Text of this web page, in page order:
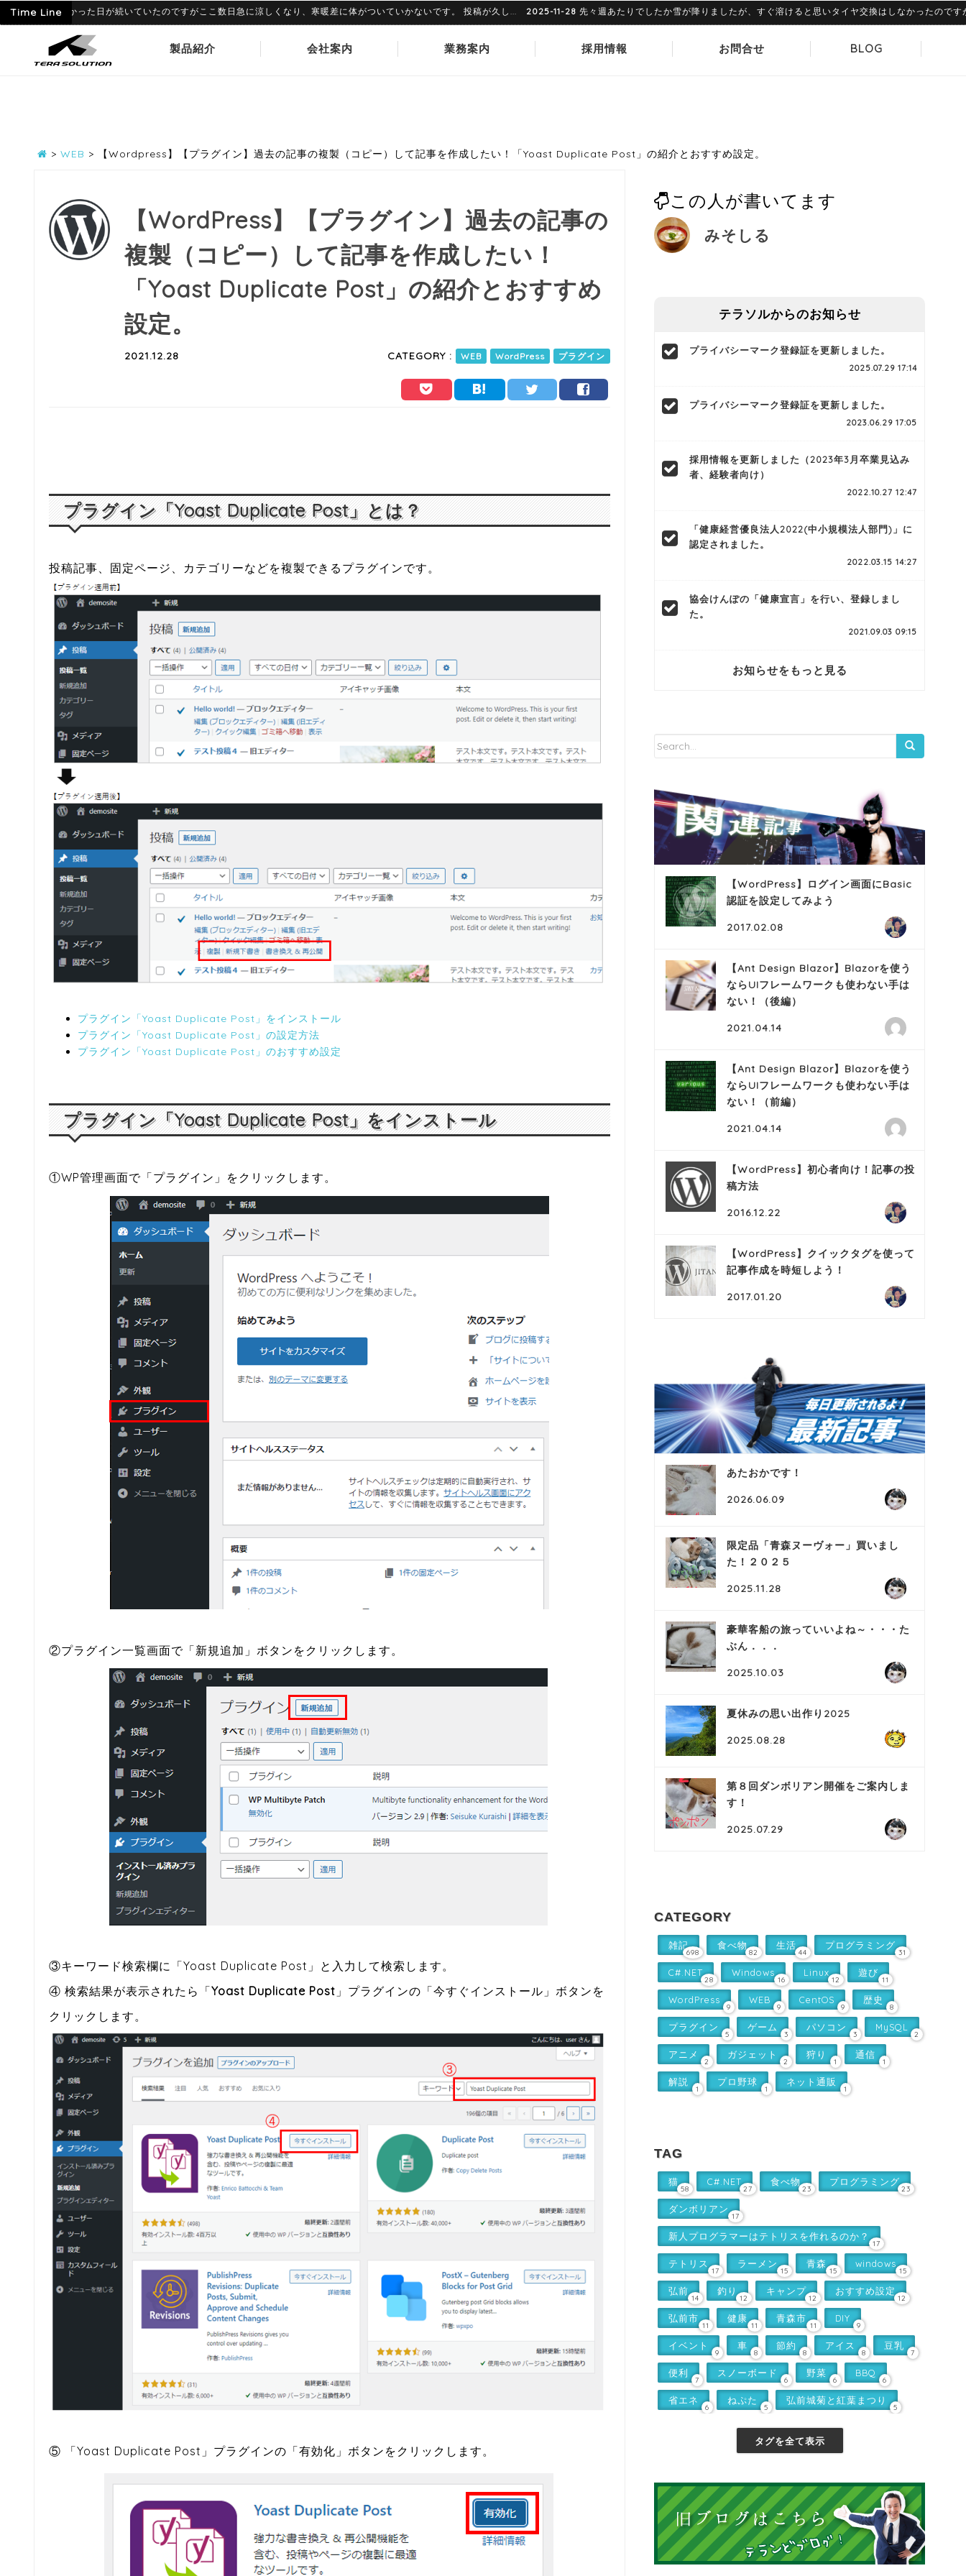
Time Line
に入って暑かった日が続いていたのですがここ数日急に涼しくなり、寒暖差に体がついていかないです。 投稿が久し... 2025-11-28 先々週あたりでしたか雪が降りましたが、すぐ溶けると思いタイヤ交換はしなかったのですが
製品紹介 会社案内 業務案内 採用情報 お問合せ BLOG
> WEB > 【Wordpress】【プラグイン】過去の記事の複製（コピー）して記事を作成したい！「Yoast Duplicate Post」の紹介とおすすめ設定。
【WordPress】【プラグイン】過去の記事の
複製（コピー）して記事を作成したい！
「Yoast Duplicate Post」の紹介とおすすめ
設定。
2021.12.28 CATEGORY : WEB WordPress プラグイン
プラグイン「Yoast Duplicate Post」とは？
投稿記事、固定ページ、カテゴリーなどを複製できるプラグインです。
プラグイン「Yoast Duplicate Post」をインストール
プラグイン「Yoast Duplicate Post」の設定方法
プラグイン「Yoast Duplicate Post」のおすすめ設定
プラグイン「Yoast Duplicate Post」をインストール
①WP管理画面で「プラグイン」をクリックします。
②プラグイン一覧画面で「新規追加」ボタンをクリックします。
③キーワード検索欄に「Yoast Duplicate Post」と入力して検索します。
④ 検索結果が表示されたら「Yoast Duplicate Post 」プラグインの「今すぐインストール」ボタンを
クリックします。
⑤ 「Yoast Duplicate Post」プラグインの「有効化」ボタンをクリックします。
この人が書いてます
みそしる
テラソルからのお知らせ
プライバシーマーク登録証を更新しました。
2025.07.29 17:14
プライバシーマーク登録証を更新しました。
2023.06.29 17:05
採用情報を更新しました（2023年3月卒業見込み
者、経験者向け）
2022.10.27 12:47
「健康経営優良法人2022(中小規模法人部門)」に
認定されました。
2022.03.15 14:27
協会けんぽの「健康宣言」を行い、登録しまし
た。
2021.09.03 09:15
お知らせをもっと見る
【WordPress】ログイン画面にBasic
認証を設定してみよう
2017.02.08
【Ant Design Blazor】Blazorを使う
ならUIフレームワークも使わない手は
ない！（後編）
2021.04.14
【Ant Design Blazor】Blazorを使う
ならUIフレームワークも使わない手は
ない！（前編）
2021.04.14
【WordPress】初心者向け！記事の投
稿方法
2016.12.22
【WordPress】クイックタグを使って
記事作成を時短しよう！
2017.01.20
あたおかです！
2026.06.09
限定品「青森ヌーヴォー」買いまし
た！２０２５
2025.11.28
豪華客船の旅っていいよね～・・・た
ぶん．．．
2025.10.03
夏休みの思い出作り2025
2025.08.28
第８回ダンボリアン開催をご案内しま
す！
2025.07.29
CATEGORY
雑記
698
食べ物
82
生活
44
プログラミング
31
C#.NET
28
Windows
16
Linux
12
遊び
11
WordPress
9
WEB
9
CentOS
9
歴史
8
プラグイン
5
ゲーム
3
パソコン
3
MySQL
2
アニメ
2
ガジェット
2
狩り
1
通信
1
解説
1
プロ野球
1
ネット通販
1
TAG
猫
58
C#.NET
27
食べ物
23
プログラミング
23
ダンボリアン
17
新人プログラマーはテトリスを作れるのか？
17
テトリス
17
ラーメン
15
青森
15
windows
15
弘前
14
釣り
12
キャンプ
12
おすすめ設定
12
弘前市
11
健康
11
青森市
11
DIY
9
イベント
9
車
8
節約
8
アイス
8
豆乳
7
便利
7
スノーボード
6
野菜
6
BBQ
6
省エネ
6
ねぷた
5
弘前城菊と紅葉まつり
5
タグを全て表示